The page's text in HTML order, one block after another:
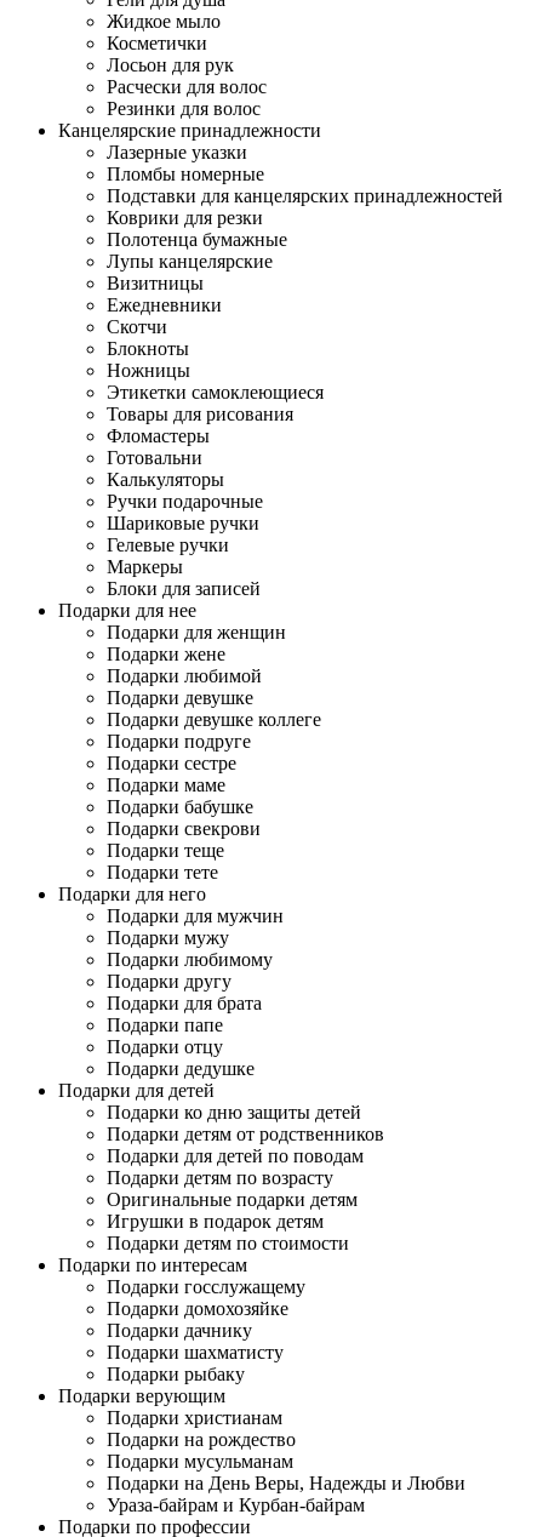
Жидкое мыло
Косметички
Лосьон для рук
Расчески для волос
Резинки для волос
Канцелярские принадлежности
Лазерные указки
Пломбы номерные
Подставки для канцелярских принадлежностей
Коврики для резки
Полотенца бумажные
Лупы канцелярские
Визитницы
Ежедневники
Скотчи
Блокноты
Ножницы
Этикетки самоклеющиеся
Товары для рисования
Фломастеры
Готовальни
Калькуляторы
Ручки подарочные
Шариковые ручки
Гелевые ручки
Маркеры
Блоки для записей
Подарки для нее
Подарки для женщин
Подарки жене
Подарки любимой
Подарки девушке
Подарки девушке коллеге
Подарки подруге
Подарки сестре
Подарки маме
Подарки бабушке
Подарки свекрови
Подарки теще
Подарки тете
Подарки для него
Подарки для мужчин
Подарки мужу
Подарки любимому
Подарки другу
Подарки для брата
Подарки папе
Подарки отцу
Подарки дедушке
Подарки для детей
Подарки ко дню защиты детей
Подарки детям от родственников
Подарки для детей по поводам
Подарки детям по возрасту
Оригинальные подарки детям
Игрушки в подарок детям
Подарки детям по стоимости
Подарки по интересам
Подарки госслужащему
Подарки домохозяйке
Подарки дачнику
Подарки шахматисту
Подарки рыбаку
Подарки верующим
Подарки христианам
Подарки на рождество
Подарки мусульманам
Подарки на День Веры, Надежды и Любви
Ураза-байрам и Курбан-байрам
Подарки по профессии